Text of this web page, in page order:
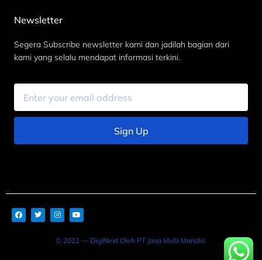
Newsletter
Segera Subscribe newsletter kami dan jadilah bagian dari
kami yang selalu mendapat informasi terkini.
Sign Up
© 2021 — DigiNext Oleh PT Java Multi Mandiri.